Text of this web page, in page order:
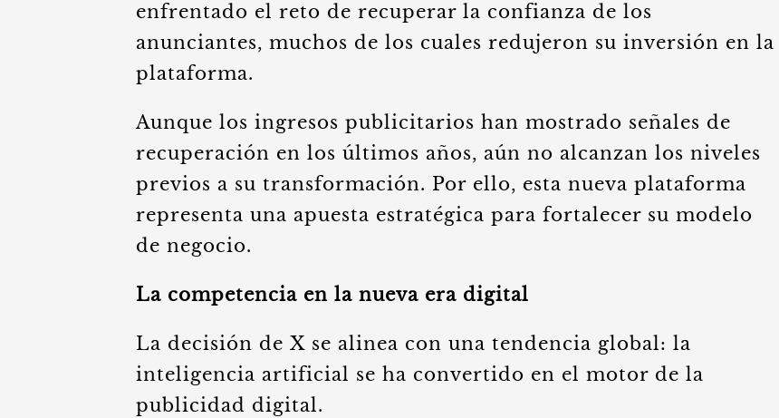
enfrentado el reto de recuperar la confianza de los
anunciantes, muchos de los cuales redujeron su inversión en la
plataforma.
Aunque los ingresos publicitarios han mostrado señales de
recuperación en los últimos años, aún no alcanzan los niveles
previos a su transformación. Por ello, esta nueva plataforma
representa una apuesta estratégica para fortalecer su modelo
de negocio.
La competencia en la nueva era digital
La decisión de X se alinea con una tendencia global: la
inteligencia artificial se ha convertido en el motor de la
publicidad digital.